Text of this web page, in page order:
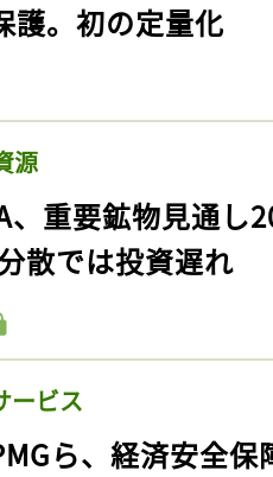
護。初の定量化
源
、重要鉱物見通
散では投資遅れ
ービス
ら、経済安全
お気に入りに
ログイン
会員登録